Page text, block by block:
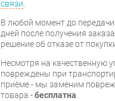
связи.
В любой момент до передачи
дней после получения
решение об отказе от
Несмотря на качественную
повреждены при
приёме - мы заменим
товара -бесплатна.